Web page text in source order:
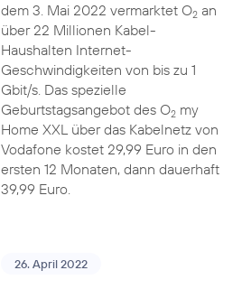
dem 3. Mai 2022 vermarktet O2an
über 22 Millionen Kabel-
Haushalten Internet-
Geschwindigkeiten von bis zu 1
Gbit/s. Das spezielle
Geburtstagsangebot des O2my
Home XXL über das Kabelnetz von
Vodafone kostet 29,99 Euro in den
ersten 12 Monaten, dann dauerhaft
39,99 Euro.
26. April 2022